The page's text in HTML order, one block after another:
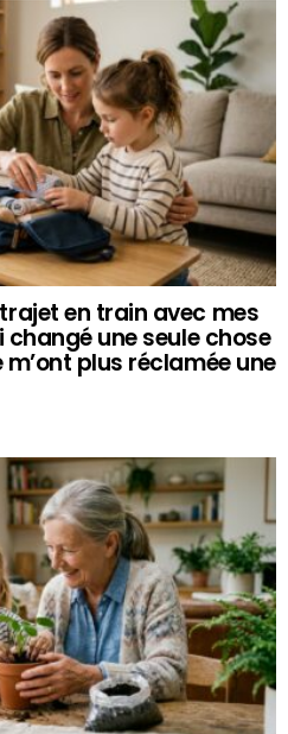
en train avec mes
changé une seule chose
plus réclamée une